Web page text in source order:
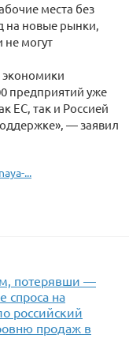
места без
на новые рынки,
не могут
предприятий уже
ЕС, так и Россией
— заявил
...
потерявши —
спроса на
российский
продаж в